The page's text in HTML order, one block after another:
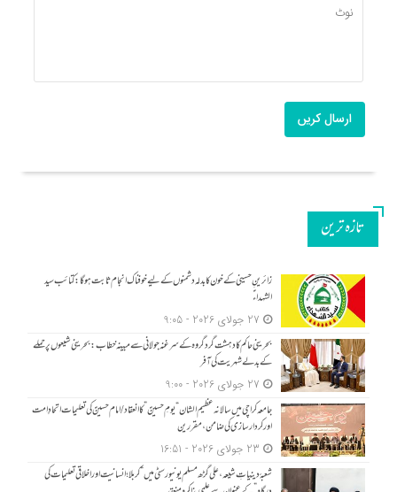
ارسال کریں
تازه ترین
زائرینِ حسینی کے خون کا بدلہ دشمنوں کے لیے خوفناک انجام ثابت ہوگا: کتائب سید
الشہداءؑ
27 جولای 2026 - 9:05
بحرینی حاکم کا دہشت گرد گروہ کے سرغنہ جولانی سے مبینہ خطاب: بحرینی شیعوں پر حملے
کے بدلے شہریت کی آفر
27 جولای 2026 - 9:00
جامعہ کراچی میں سالانہ عظیم الشان “یومِ حسینؑ” کا انعقاد/امام حسینؑ کی تعلیمات اتحادِ امت
اور کردار سازی کی ضامن، مقررین
23 جولای 2026 - 16:51
شعبۂ دینیاتِ شیعہ، علی گڑھ مسلم یونیورسٹی میں “کربلا؛ انسانیت اور اخلاقی تعلیمات کی